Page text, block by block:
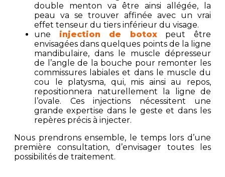
double menton va être ainsi allégée, la
peau va se trouver affinée avec un vrai
effet tenseur du tiers inférieur du visage.
une injection de botoxpeut être
envisagées dans quelques points de la ligne
mandibulaire, dans le muscle dépresseur
de l’angle de la bouche pour remonter les
commissures labiales et dans le muscle du
cou le platysma, qui, mis ainsi au repos,
repositionnera naturellement la ligne de
l’ovale. Ces injections nécessitent une
grande expertise dans le geste et dans les
repères précis à injecter.
Nous prendrons ensemble, le temps lors d’une
première consultation, d’envisager toutes les
possibilités de traitement.